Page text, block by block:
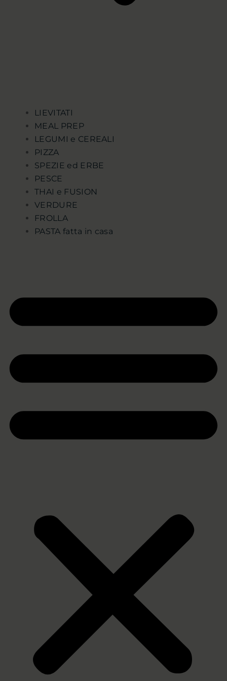
LIEVITATI
MEAL PREP
LEGUMI e CEREALI
PIZZA
SPEZIE ed ERBE
PESCE
THAI e FUSION
VERDURE
FROLLA
PASTA fatta in casa